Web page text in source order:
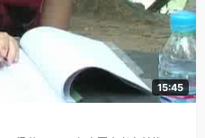
15:45